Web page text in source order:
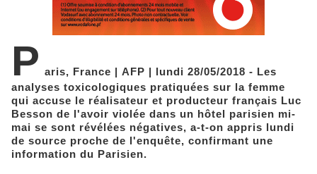
P aris, France | AFP | lundi 28/05/2018 - Les
analyses toxicologiques pratiquées sur la femme
qui accuse le réalisateur et producteur français Luc
Besson de l'avoir violée dans un hôtel parisien mi-
mai se sont révélées négatives, a-t-on appris lundi
de source proche de l'enquête, confirmant une
information du Parisien.